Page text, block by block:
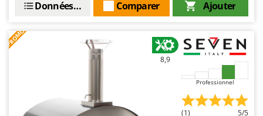
Stanley
Ajouter
Comparer
Données techniques
PROMO
8,9
Professionnel
(1) 5/5